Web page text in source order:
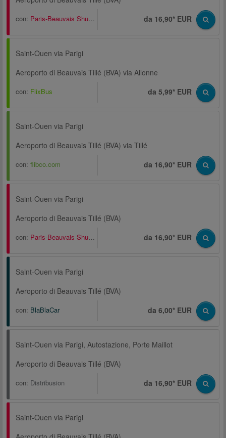
con: Paris-Beauvais Shuttle da 16,90* EUR
Saint-Ouen via Parigi
Aeroporto di Beauvais Tillé (BVA) via Allonne
con: FlixBus da 5,99* EUR
Saint-Ouen via Parigi
Aeroporto di Beauvais Tillé (BVA) via Tillé
con: flibco.com da 16,90* EUR
Saint-Ouen via Parigi
Aeroporto di Beauvais Tillé (BVA)
con: Paris-Beauvais Shuttle da 16,90* EUR
Saint-Ouen via Parigi
Aeroporto di Beauvais Tillé (BVA)
con: BlaBlaCar da 6,00* EUR
Saint-Ouen via Parigi, Autostazione, Porte Maillot
Aeroporto di Beauvais Tillé (BVA)
con: Distribusion da 16,90* EUR
Saint-Ouen via Parigi